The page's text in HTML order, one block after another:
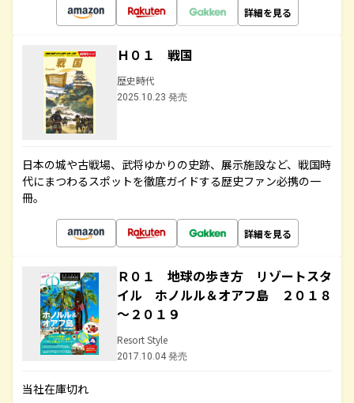
詳細を見る
Ｈ０１ 戦国
歴史時代
2025.10.23 発売
日本の城や古戦場、武将ゆかりの史跡、展示施設など、戦国時
代にまつわるスポットを徹底ガイドする歴史ファン必携の一
冊。
詳細を見る
Ｒ０１ 地球の歩き方 リゾートスタ
イル ホノルル＆オアフ島 ２０１８
～２０１９
Resort Style
2017.10.04 発売
当社在庫切れ